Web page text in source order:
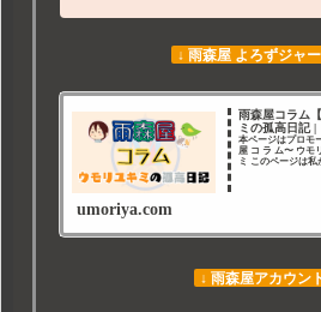
↓ 雨森屋 よろずジャ
雨森屋コラム
ミの孤高日記 |
本ページはプロモ
屋 コ ラ ム〜 ウモ
ミ このページは
umoriya.com
↓ 雨森屋アカウン